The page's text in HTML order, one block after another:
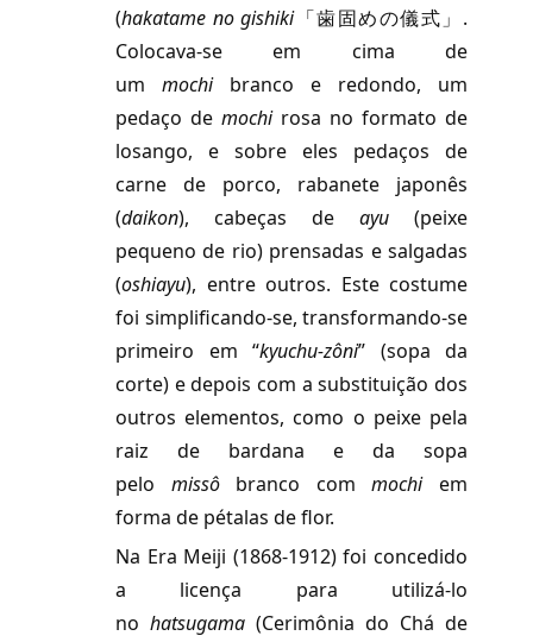
(hakatame nogishiki「歯固めの儀式」.
Colocava-se em cima de
um mochibranco e redondo, um
pedaço de mochi rosa no formato de
losango, e sobre eles pedaços de
carne de porco, rabanete japonês
(daikon), cabeças de ayu
(peixe
pequeno de rio) prensadas e salgadas
(oshiayu), entre outros. Este costume
foi simplificando-se, transformando-se
primeiro em “kyuchu-zôni” (sopa da
corte) e depois com a substituição dos
outros elementos, como o peixe pela
raiz de bardana e da sopa
pelo missôbranco commochiem
forma de pétalas de flor.
Na Era Meiji (1868-1912) foi concedido
a licença para utilizá-lo
no hatsugama (Cerimônia do Chá de